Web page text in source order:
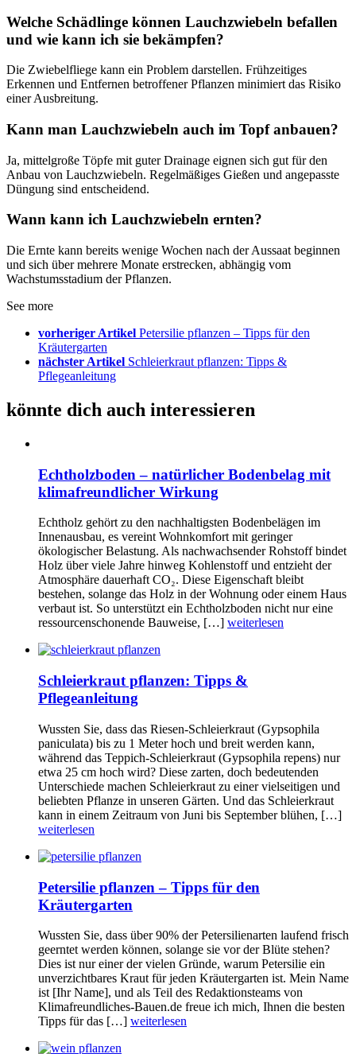
Welche Schädlinge können Lauchzwiebeln befallen
und wie kann ich sie bekämpfen?
Die Zwiebelfliege kann ein Problem darstellen. Frühzeitiges
Erkennen und Entfernen betroffener Pflanzen minimiert das Risiko
einer Ausbreitung.
Kann man Lauchzwiebeln auch im Topf anbauen?
Ja, mittelgroße Töpfe mit guter Drainage eignen sich gut für den
Anbau von Lauchzwiebeln. Regelmäßiges Gießen und angepasste
Düngung sind entscheidend.
Wann kann ich Lauchzwiebeln ernten?
Die Ernte kann bereits wenige Wochen nach der Aussaat beginnen
und sich über mehrere Monate erstrecken, abhängig vom
Wachstumsstadium der Pflanzen.
See more
vorheriger Artikel Petersilie pflanzen – Tipps für den
Kräutergarten
nächster Artikel Schleierkraut pflanzen: Tipps &
Pflegeanleitung
könnte dich auch interessieren
Echtholzboden – natürlicher Bodenbelag mit
klimafreundlicher Wirkung
Echtholz gehört zu den nachhaltigsten Bodenbelägen im
Innenausbau, es vereint Wohnkomfort mit geringer
ökologischer Belastung. Als nachwachsender Rohstoff bindet
Holz über viele Jahre hinweg Kohlenstoff und entzieht der
Atmosphäre dauerhaft CO₂. Diese Eigenschaft bleibt
bestehen, solange das Holz in der Wohnung oder einem Haus
verbaut ist. So unterstützt ein Echtholzboden nicht nur eine
ressourcenschonende Bauweise, […] weiterlesen
Schleierkraut pflanzen: Tipps &
Pflegeanleitung
Wussten Sie, dass das Riesen-Schleierkraut (Gypsophila
paniculata) bis zu 1 Meter hoch und breit werden kann,
während das Teppich-Schleierkraut (Gypsophila repens) nur
etwa 25 cm hoch wird? Diese zarten, doch bedeutenden
Unterschiede machen Schleierkraut zu einer vielseitigen und
beliebten Pflanze in unseren Gärten. Und das Schleierkraut
kann in einem Zeitraum von Juni bis September blühen, […]
weiterlesen
Petersilie pflanzen – Tipps für den
Kräutergarten
Wussten Sie, dass über 90% der Petersilienarten laufend frisch
geerntet werden können, solange sie vor der Blüte stehen?
Dies ist nur einer der vielen Gründe, warum Petersilie ein
unverzichtbares Kraut für jeden Kräutergarten ist. Mein Name
ist [Ihr Name], und als Teil des Redaktionsteams von
Klimafreundliches-Bauen.de freue ich mich, Ihnen die besten
Tipps für das […] weiterlesen